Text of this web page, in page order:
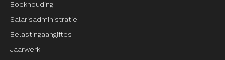
Boekhouding
Salarisadministratie
Belastingaangiftes
Jaarwerk